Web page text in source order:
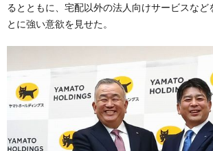
るとともに、宅配以外の法人向けサービスなど
とに強い意欲を見せた。